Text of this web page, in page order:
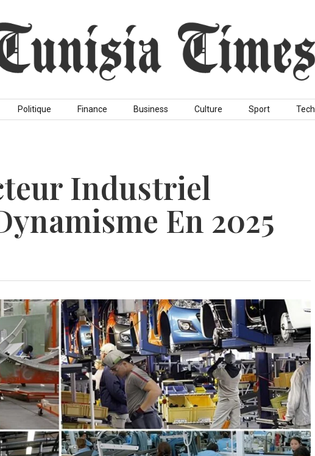
Politique Finance Business Culture Sport Tech
Industriel
En 2025